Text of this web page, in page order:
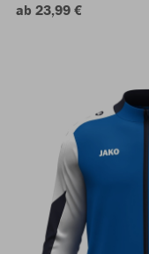
ab 23,99 €